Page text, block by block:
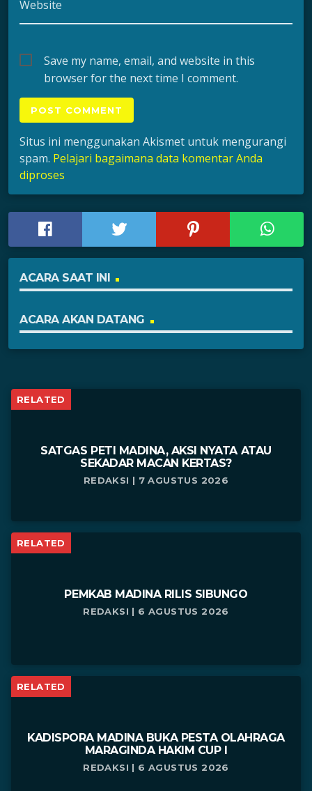
Website
Save my name, email, and website in this
browser for the next time I comment.
Situs ini menggunakan Akismet untuk mengurangi
spam. Pelajari bagaimana data komentar Anda
diproses
ACARA SAAT INI
ACARA AKAN DATANG
RELATED
SATGAS PETI MADINA, AKSI NYATA ATAU
SEKADAR MACAN KERTAS?
REDAKSI | 7 AGUSTUS 2026
RELATED
PEMKAB MADINA RILIS SIBUNGO
REDAKSI | 6 AGUSTUS 2026
RELATED
KADISPORA MADINA BUKA PESTA OLAHRAGA
MARAGINDA HAKIM CUP I
REDAKSI | 6 AGUSTUS 2026